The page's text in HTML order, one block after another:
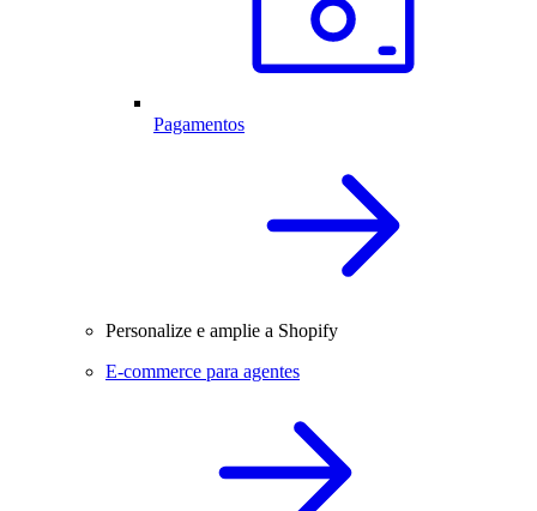
Pagamentos
Personalize e amplie a Shopify
E-commerce para agentes